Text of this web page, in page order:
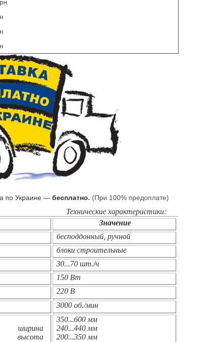
по Украине — бесплатно. (При 100% предоплате)
Технические характеристики:
Значение
бесподдонный, ручной
блоки строительные
30...70 шт./ч
150 Вт
220 В
3000 об./мин
ширина
высота
350...600 мм
240...440 мм
200...350 мм